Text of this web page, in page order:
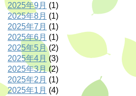
2025年9月 (1)
2025年8月 (1)
2025年7月 (1)
2025年6月 (1)
2025年5月(2)
2025年4月 (3)
2025年3月 (2)
2025年2月 (1)
2025年1月 (4)